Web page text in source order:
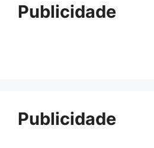
Publicidade
Publicidade